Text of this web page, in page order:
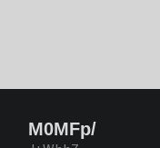
M0MFp/